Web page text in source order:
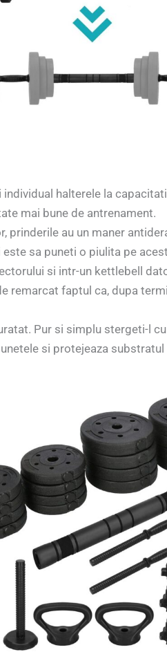
halterele la
mai bune de antrenament.
au un maner
sa puneti o piulita pe
si intr-un kettlebell
remarcat faptul ca, dupa
Pur si simplu stergeti-l
si protejeaza